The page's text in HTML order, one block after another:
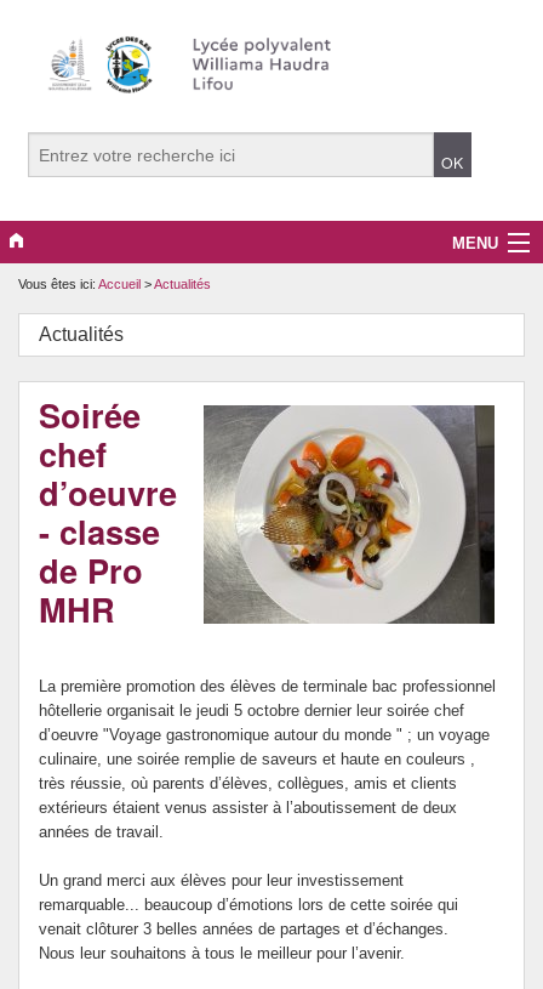
MENU
Le lycée
Les formations
La vie lycéenne
Restaurant d’application
Actualités
Revue de presse
Nouveaux arrivants
Vous êtes ici: Accueil >Actualités
Actualités
Soirée
chef
d’oeuvre
- classe
de Pro
MHR
La première promotion des élèves de terminale bac professionnel
hôtellerie organisait le jeudi 5 octobre dernier leur soirée chef
d’oeuvre "Voyage gastronomique autour du monde " ; un voyage
culinaire, une soirée remplie de saveurs et haute en couleurs ,
très réussie, où parents d’élèves, collègues, amis et clients
extérieurs étaient venus assister à l’aboutissement de deux
années de travail.
Un grand merci aux élèves pour leur investissement
remarquable... beaucoup d’émotions lors de cette soirée qui
venait clôturer 3 belles années de partages et d’échanges.
Nous leur souhaitons à tous le meilleur pour l’avenir.